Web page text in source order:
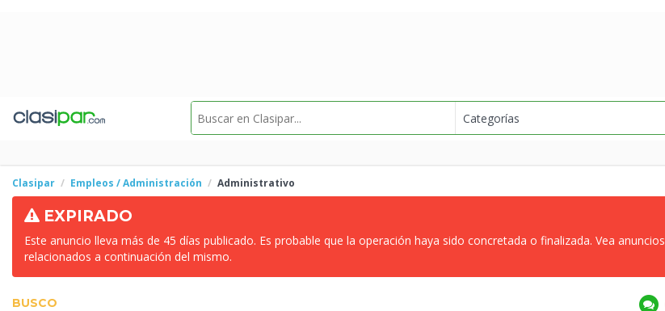
Clasipar Empleos / Administración Administrativo
EXPIRADO
Este anuncio lleva más de 45 días publicado. Es probable que la operación haya sido concretada o finalizada. Vea anuncios
relacionados a continuación del mismo.
BUSCO